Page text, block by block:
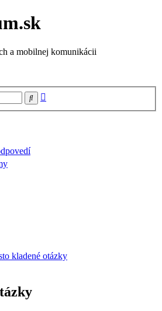
a mobilnej komunikácii
Hľadať
kladené otázky